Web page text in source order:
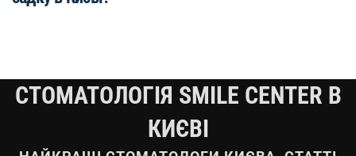
СТОМАТОЛОГІЯ SMILE CENTER В
КИЄВІ